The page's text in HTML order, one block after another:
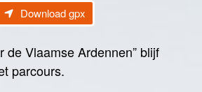
Download gpx
de Vlaamse Ardennen” blijf
parcours.